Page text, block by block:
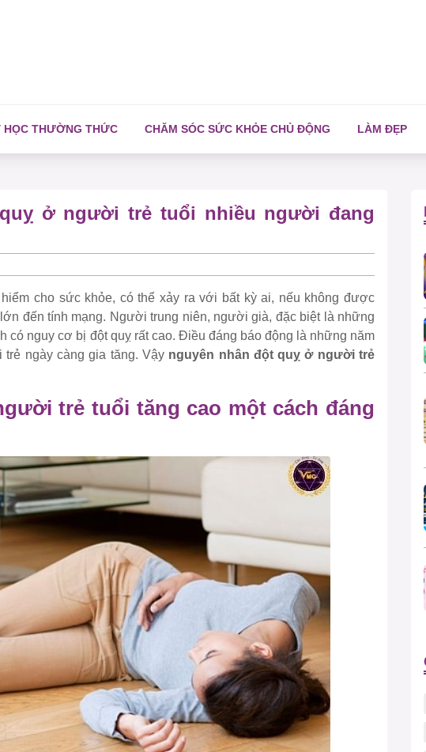
HỌC THƯỜNG THỨC CHĂM SÓC SỨC KHỎE CHỦ ĐỘNG LÀM ĐẸP
ở người trẻ tuổi nhiều người đang
cho sức khỏe, có thể xảy ra với bất kỳ ai, nếu không được
đến tính mạng. Người trung niên, người già, đặc biệt là những
có nguy cơ bị đột quỵ rất cao. Điều đáng báo động là những năm
ngày càng gia tăng. Vậy nguyên nhân đột quỵ ở người trẻ
trẻ tuổi tăng cao một cách đáng